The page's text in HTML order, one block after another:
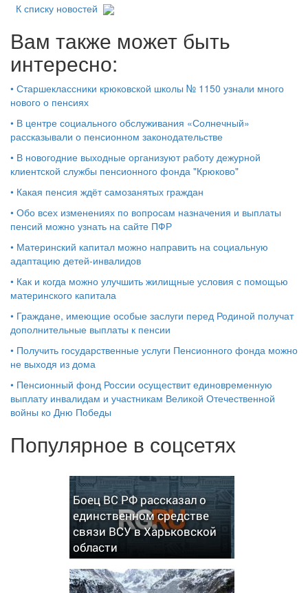
К списку новостей
Вам также может быть
интересно:
• Старшеклассники крюковской школы № 1150 узнали много
нового о пенсиях
• В центре социального обслуживания «Солнечный»
рассказывали о пенсионном законодательстве
• В новогодние выходные организуют работу дежурной
клиентской службы пенсионного фонда "Крюково"
• Какая пенсия ждёт самозанятых граждан
• Обо всех изменениях по вопросам назначения и выплаты
пенсий можно узнать на сайте ПФР
• Материнский капитал можно направить на социальную
адаптацию детей-инвалидов
• Как и когда можно улучшить жилищные условия с помощью
материнского капитала
• Граждане, имеющие особые заслуги перед Родиной получат
дополнительные выплаты к пенсии
• Получить государственные услуги Пенсионного фонда можно
не выходя из дома
• Пенсионный фонд России осуществит единовременную
выплату инвалидам и участникам Великой Отечественной
войны ко Дню Победы
Популярное в соцсетях
Боец ВС РФ рассказал о
единственном средстве
связи ВСУ в Харьковской
области